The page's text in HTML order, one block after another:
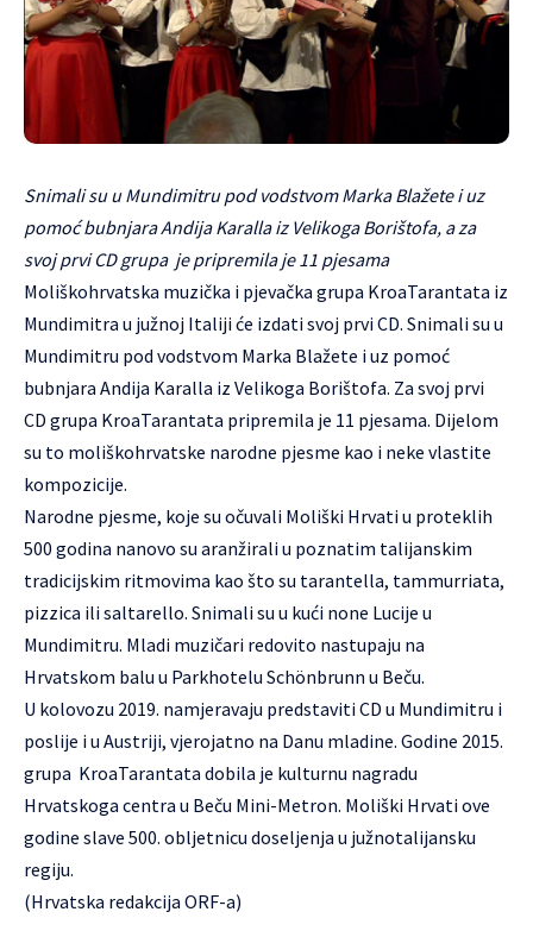
Snimali su u Mundimitru pod vodstvom Marka Blažete i uz
pomoć bubnjara Andija Karalla iz Velikoga Borištofa, a za
svoj prvi CD grupa je pripremila je 11 pjesama
Moliškohrvatska muzička i pjevačka grupa KroaTarantata iz
Mundimitra u južnoj Italiji će izdati svoj prvi CD. Snimali su u
Mundimitru pod vodstvom Marka Blažete i uz pomoć
bubnjara Andija Karalla iz Velikoga Borištofa. Za svoj prvi
CD grupa KroaTarantata pripremila je 11 pjesama. Dijelom
su to moliškohrvatske narodne pjesme kao i neke vlastite
kompozicije.
Narodne pjesme, koje su očuvali Moliški Hrvati u proteklih
500 godina nanovo su aranžirali u poznatim talijanskim
tradicijskim ritmovima kao što su tarantella, tammurriata,
pizzica ili saltarello. Snimali su u kući none Lucije u
Mundimitru. Mladi muzičari redovito nastupaju na
Hrvatskom balu u Parkhotelu Schönbrunn u Beču.
U kolovozu 2019. namjeravaju predstaviti CD u Mundimitru i
poslije i u Austriji, vjerojatno na Danu mladine. Godine 2015.
grupa KroaTarantata dobila je kulturnu nagradu
Hrvatskoga centra u Beču Mini-Metron. Moliški Hrvati ove
godine slave 500. obljetnicu doseljenja u južnotalijansku
regiju.
(Hrvatska redakcija ORF-a)